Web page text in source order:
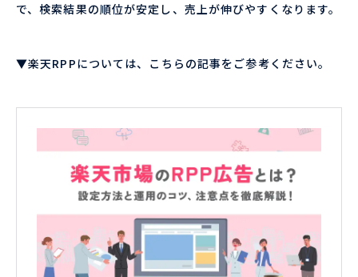
で、検索結果の順位が安定し、売上が伸びやすくなります。
▼楽天RPPについては、こちらの記事をご参考ください。